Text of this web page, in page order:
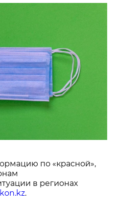
по «красной»,
в регионах
.